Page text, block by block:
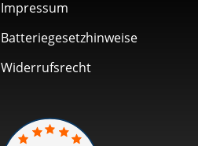
Impressum
Batteriegesetzhinweise
Widerrufsrecht